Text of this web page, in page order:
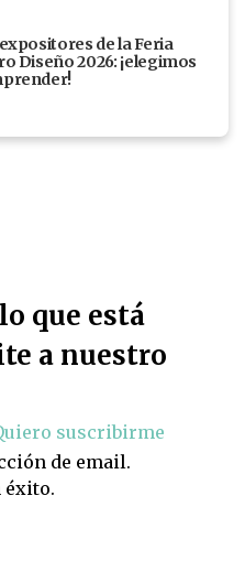
de la Feria
Diseño 2026: ¡elegimos
que está
a nuestro
suscribirme
de email.
éxito.